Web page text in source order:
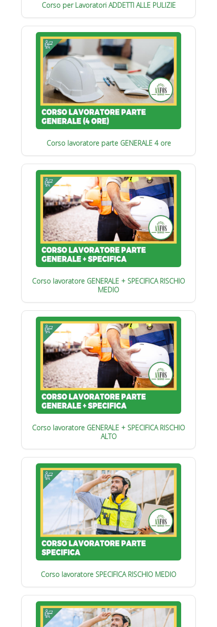
Corso per Lavoratori ADDETTI ALLE PULIZIE
Corso lavoratore parte GENERALE 4 ore
Corso lavoratore GENERALE + SPECIFICA RISCHIO
MEDIO
Corso lavoratore GENERALE + SPECIFICA RISCHIO
ALTO
Corso lavoratore SPECIFICA RISCHIO MEDIO